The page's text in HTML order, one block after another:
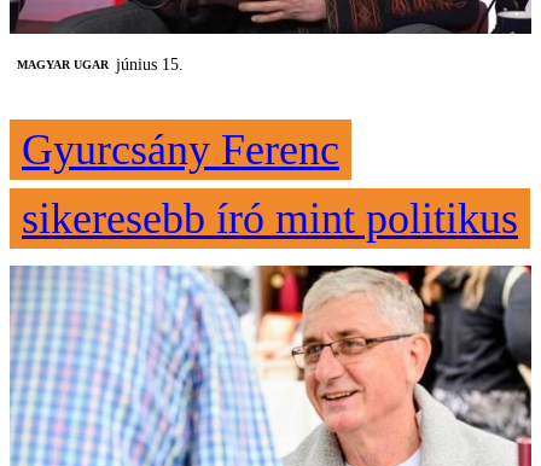
MAGYAR UGAR június 15.
Gyurcsány Ferenc
sikeresebb író mint politikus